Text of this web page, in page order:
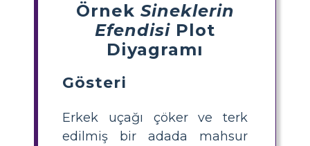
Örnek Sineklerin
Efendisi Plot
Diyagramı
Gösteri
Erkek uçağı çöker ve terk
edilmiş bir adada mahsur